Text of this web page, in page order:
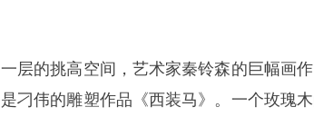
一层的挑高空间，艺术家秦铃森的巨幅画
是刁伟的雕塑作品《西装马》。一个玫瑰